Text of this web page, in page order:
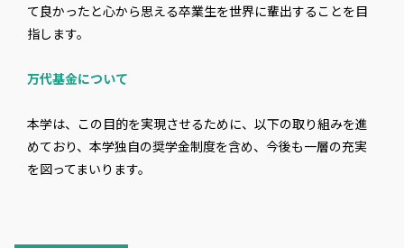
て良かったと心から思える卒業生を世界に輩出することを目
指します。
万代基金について
本学は、この目的を実現させるために、以下の取り組みを進
めており、本学独自の奨学金制度を含め、今後も一層の充実
を図ってまいります。